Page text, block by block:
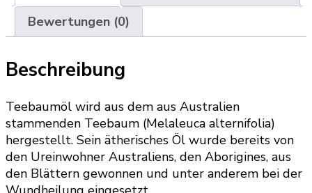
Bewertungen (0)
Beschreibung
Teebaumöl wird aus dem aus Australien
stammenden Teebaum (Melaleuca alternifolia)
hergestellt. Sein ätherisches Öl wurde bereits von
den Ureinwohner Australiens, den Aborigines, aus
den Blättern gewonnen und unter anderem bei der